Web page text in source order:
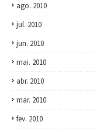
ago. 2010
jul. 2010
jun. 2010
mai. 2010
abr. 2010
mar. 2010
fev. 2010